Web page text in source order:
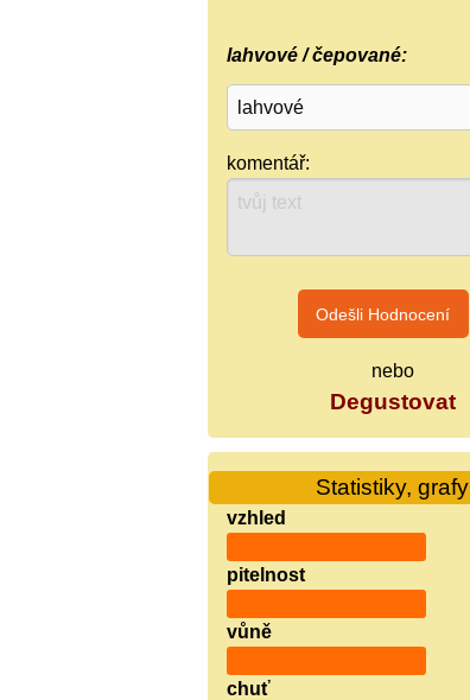
lahvové / čepované:
komentář:
nebo
Degustovat
Statistiky, grafy
vzhled
pitelnost
vůně
chuť